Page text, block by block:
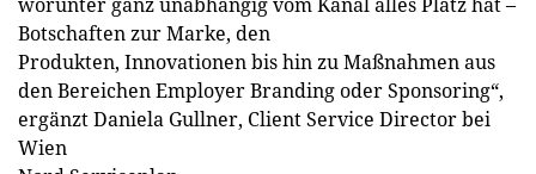
Botschaften zur Marke, den
Produkten, Innovationen bis hin zu Maßnahmen aus
den Bereichen Employer Branding oder Sponsoring“,
ergänzt Daniela Gullner, Client Service Director bei
Wien